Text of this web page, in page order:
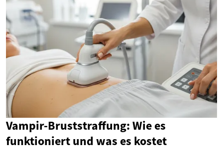
Vampir-Bruststraffung: Wie es
funktioniert und was es kostet